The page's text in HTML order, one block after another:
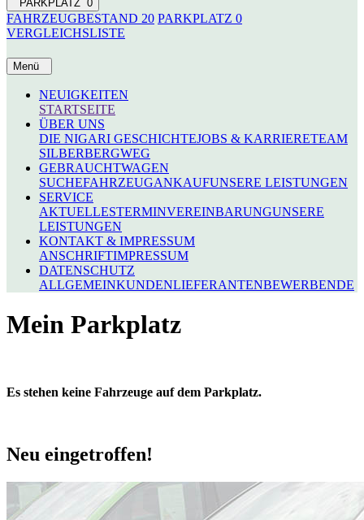
PARKPLATZ 0
FAHRZEUGBESTAND 20 PARKPLATZ 0
VERGLEICHSLISTE
Menü
NEUIGKEITEN
STARTSEITE
ÜBER UNS
DIE NIGARI GESCHICHTEJOBS & KARRIERETEAM
SILBERBERGWEG
GEBRAUCHTWAGEN
SUCHEFAHRZEUGANKAUFUNSERE LEISTUNGEN
SERVICE
AKTUELLESTERMINVEREINBARUNGUNSERE
LEISTUNGEN
KONTAKT & IMPRESSUM
ANSCHRIFTIMPRESSUM
DATENSCHUTZ
ALLGEMEINKUNDENLIEFERANTENBEWERBENDE
Mein Parkplatz
Es stehen keine Fahrzeuge auf dem Parkplatz.
Neu eingetroffen!